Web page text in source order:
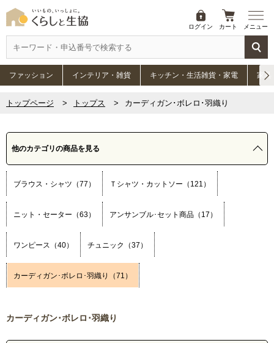
ログイン カート メニュー
ファッション インテリア・雑貨 キッチン・生活雑貨・家電 家具
トップページ トップス カーディガン･ボレロ･羽織り
他のカテゴリの商品を見る
ブラウス・シャツ（77） Ｔシャツ・カットソー（121）
ニット・セーター（63） アンサンブル･セット商品（17）
ワンピース（40） チュニック（37）
カーディガン･ボレロ･羽織り（71）
カーディガン･ボレロ･羽織り